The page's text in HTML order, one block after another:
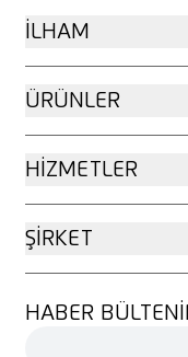
İLHAM
ÜRÜNLER
HIZMETLER
ŞIRKET
HABER